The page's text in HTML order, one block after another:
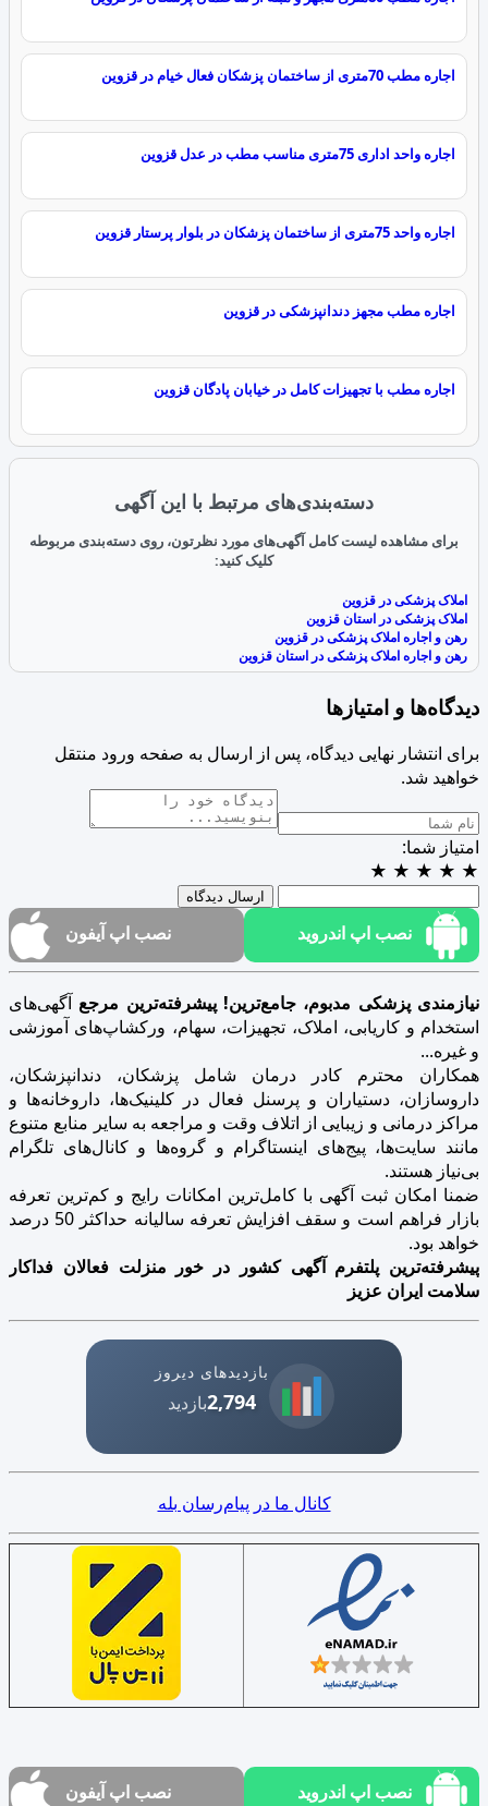
اجاره مطب 70متری از ساختمان پزشکان فعال خیام در قزوین
اجاره واحد اداری 75متری مناسب مطب در عدل قزوین
اجاره واحد 75متری از ساختمان پزشکان در بلوار پرستار قزوین
اجاره مطب مجهز دندانپزشکی در قزوین
اجاره مطب با تجهیزات کامل در خیابان پادگان قزوین
دسته‌بندی‌های مرتبط با این آگهی
برای مشاهده لیست کامل آگهی‌های مورد نظرتون، روی دسته‌بندی مربوطه
کلیک کنید:
املاک پزشکی در قزوین
املاک پزشکی در استان قزوین
رهن و اجاره املاک پزشکی در قزوین
رهن و اجاره املاک پزشکی در استان قزوین
دیدگاه‌ها و امتیازها
برای انتشار نهایی دیدگاه، پس از ارسال به صفحه ورود منتقل
خواهید شد.
امتیاز شما:
★
★
★
★
★
ارسال دیدگاه
نصب اپ اندروید نصب اپ آیفون
نیازمندی پزشکی مدبوم، جامع‌ترین! پیشرفته‌ترین مرجع آگهی‌های
استخدام و کاریابی، املاک، تجهیزات، سهام، ورکشاپ‌های آموزشی
و غیره...
همکاران محترم کادر درمان شامل پزشکان، دندانپزشکان،
داروسازان، دستیاران و پرسنل فعال در کلینیک‌ها، داروخانه‌ها و
مراکز درمانی و زیبایی از اتلاف وقت و مراجعه به سایر منابع متنوع
مانند سایت‌ها، پیج‌های اینستاگرام و گروه‌ها و کانال‌های تلگرام
بی‌نیاز هستند.
ضمنا امکان ثبت آگهی با کامل‌ترین امکانات رایج و کم‌ترین تعرفه
بازار فراهم است و سقف افزایش تعرفه سالیانه حداکثر 50 درصد
خواهد بود.
پیشرفته‌ترین پلتفرم آگهی کشور در خور منزلت فعالان فداکار
سلامت ایران عزیز
بازدیدهای دیروز
2,794بازدید
کانال ما در پیام‌رسان بله
نصب اپ اندروید نصب اپ آیفون